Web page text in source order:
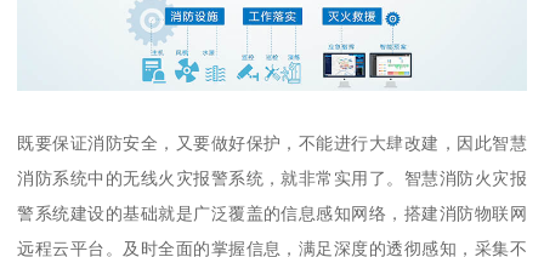
既要保证消防安全，又要做好保护，不能进行大肆改建，因此智慧
消防系统中的无线火灾报警系统，就非常实用了。智慧消防火灾报
警系统建设的基础就是广泛覆盖的信息感知网络，搭建消防物联网
远程云平台。及时全面的掌握信息，满足深度的透彻感知，采集不